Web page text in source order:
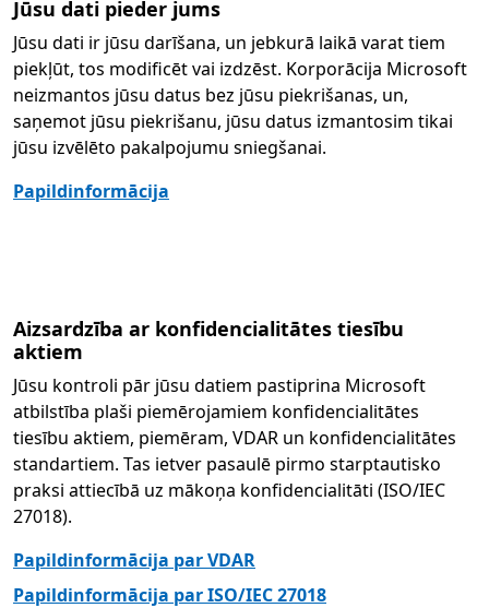
Jūsu dati pieder jums
Jūsu dati ir jūsu darīšana, un jebkurā laikā varat tiem
piekļūt, tos modificēt vai izdzēst. Korporācija Microsoft
neizmantos jūsu datus bez jūsu piekrišanas, un,
saņemot jūsu piekrišanu, jūsu datus izmantosim tikai
jūsu izvēlēto pakalpojumu sniegšanai.
Papildinformācija
Aizsardzība ar konfidencialitātes tiesību
aktiem
Jūsu kontroli pār jūsu datiem pastiprina Microsoft
atbilstība plaši piemērojamiem konfidencialitātes
tiesību aktiem, piemēram, VDAR un konfidencialitātes
standartiem. Tas ietver pasaulē pirmo starptautisko
praksi attiecībā uz mākoņa konfidencialitāti (ISO/IEC
27018).
Papildinformācija par VDAR
Papildinformācija par ISO/IEC 27018